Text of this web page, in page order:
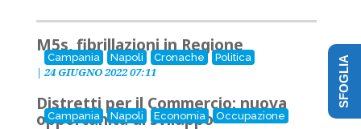
Campania Napoli Cronache Politica
M5s, fibrillazioni in Regione
| 24 GIUGNO 2022 07:11
Campania Napoli Economia Occupazione
Distretti per il Commercio: nuova
opportunità di sviluppo
SFOGLIA